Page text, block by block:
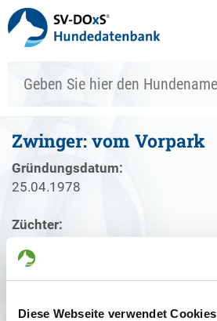
Diese Webseite verwendet Cookies
Zwinger: vom Vorpark
Gründungsdatum:
25.04.1978
Züchter: